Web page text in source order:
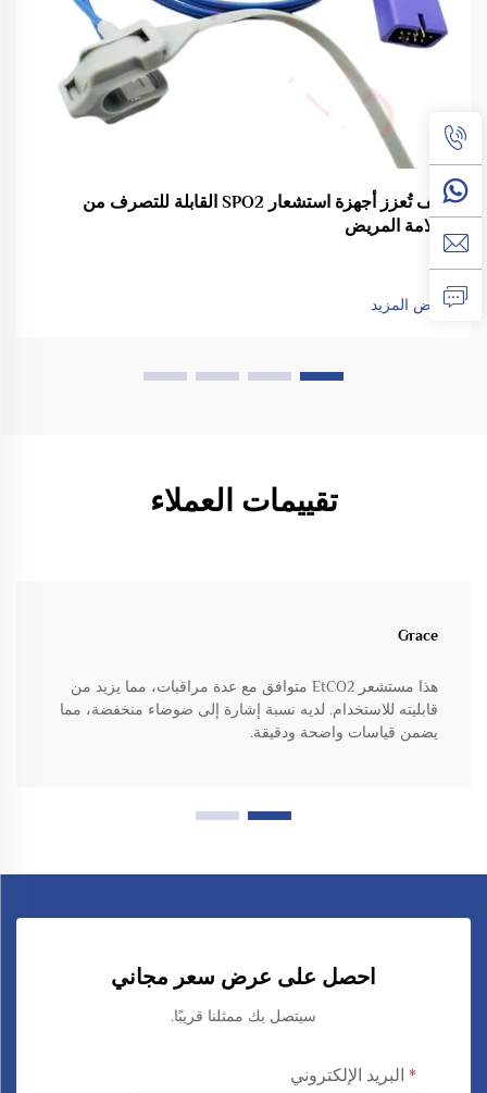
كيف تُعزز أجهزة استشعار SPO2 القابلة للتصرف من
سلامة المريض
عرض المزيد
تقييمات العملاء
Grace
هذا مستشعر EtCO2 متوافق مع عدة مراقبات، مما يزيد من
قابليته للاستخدام. لديه نسبة إشارة إلى ضوضاء منخفضة، مما
يضمن قياسات واضحة ودقيقة.
احصل على عرض سعر مجاني
سيتصل بك ممثلنا قريبًا.
البريد الإلكتروني